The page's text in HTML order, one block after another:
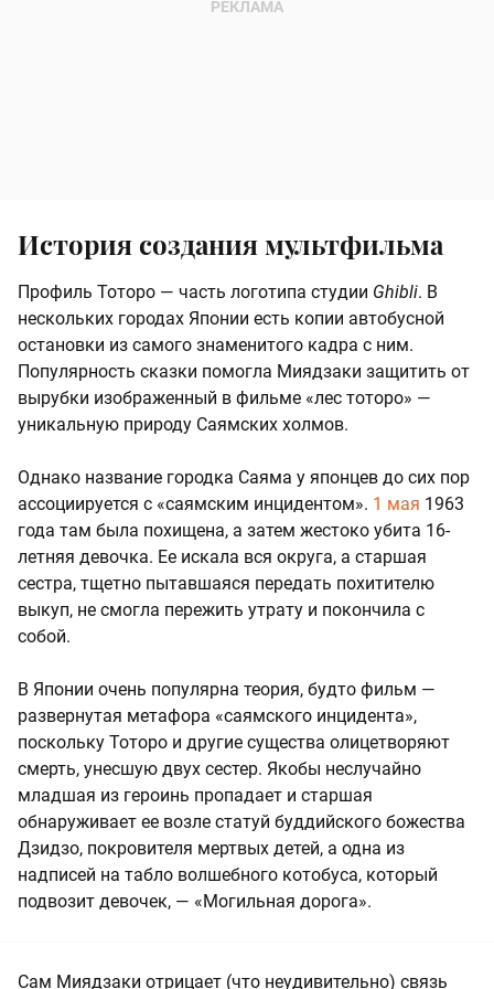
История создания мультфильма
Профиль Тоторо — часть логотипа студии Ghibli. В
нескольких городах Японии есть копии автобусной
остановки из самого знаменитого кадра с ним.
Популярность сказки помогла Миядзаки защитить от
вырубки изображенный в фильме «лес тоторо» —
уникальную природу Саямских холмов.
Однако название городка Саяма у японцев до сих пор
ассоциируется с «саямским инцидентом». 1 мая 1963
года там была похищена, а затем жестоко убита 16-
летняя девочка. Ее искала вся округа, а старшая
сестра, тщетно пытавшаяся передать похитителю
выкуп, не смогла пережить утрату и покончила с
собой.
В Японии очень популярна теория, будто фильм —
развернутая метафора «саямского инцидента»,
поскольку Тоторо и другие существа олицетворяют
смерть, унесшую двух сестер. Якобы неслучайно
младшая из героинь пропадает и старшая
обнаруживает ее возле статуй буддийского божества
Дзидзо, покровителя мертвых детей, а одна из
надписей на табло волшебного котобуса, который
подвозит девочек, — «Могильная дорога».
Сам Миядзаки отрицает (что неудивительно) связь